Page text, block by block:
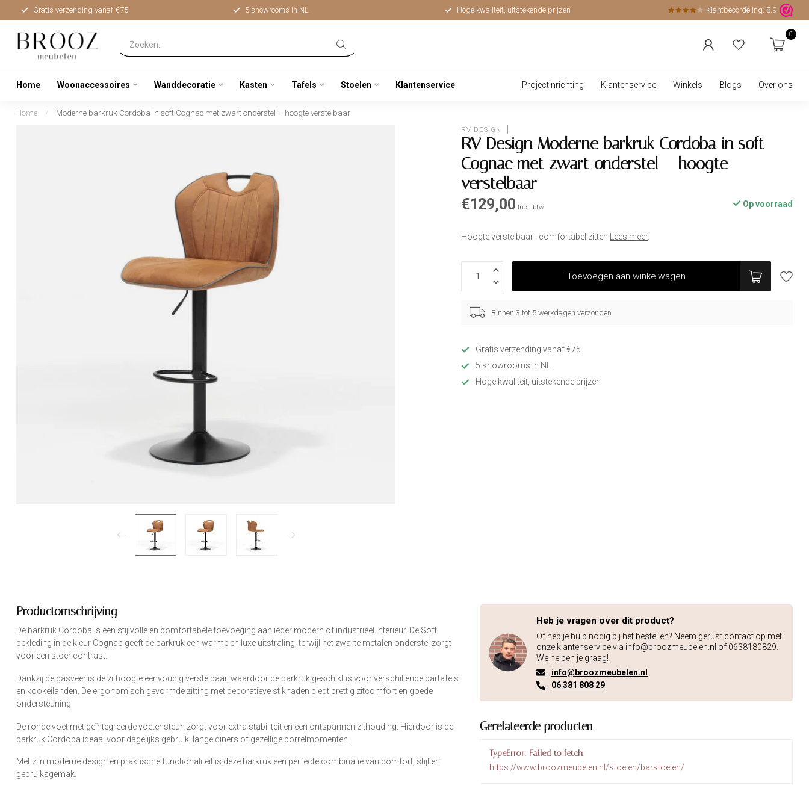
Gratis verzending vanaf €75 5 showrooms in NL Hoge kwaliteit, uitstekende prijzen Klantbeoordeling: 8.9
0
Home Woonaccessoires Wanddecoratie Kasten Tafels Stoelen Klantenservice Projectinrichting Klantenservice Winkels Blogs Over ons
Home / Moderne barkruk Cordoba in soft Cognac met zwart onderstel – hoogte verstelbaar
RV DESIGN
RV Design Moderne barkruk Cordoba in soft
Cognac met zwart onderstel – hoogte
verstelbaar
€129,00 Incl. btw Op voorraad
Hoogte verstelbaar · comfortabel zitten Lees meer.
Toevoegen aan winkelwagen
Binnen 3 tot 5 werkdagen verzonden
Gratis verzending vanaf €75
5 showrooms in NL
Hoge kwaliteit, uitstekende prijzen
Productomschrijving
De barkruk Cordoba is een stijlvolle en comfortabele toevoeging aan ieder modern of industrieel interieur. De Soft
bekleding in de kleur Cognac geeft de barkruk een warme en luxe uitstraling, terwijl het zwarte metalen onderstel zorgt
voor een stoer contrast.
Dankzij de gasveer is de zithoogte eenvoudig verstelbaar, waardoor de barkruk geschikt is voor verschillende bartafels
en kookeilanden. De ergonomisch gevormde zitting met decoratieve stiknaden biedt prettig zitcomfort en goede
ondersteuning.
De ronde voet met geïntegreerde voetensteun zorgt voor extra stabiliteit en een ontspannen zithouding. Hierdoor is de
barkruk Cordoba ideaal voor dagelijks gebruik, lange diners of gezellige borrelmomenten.
Met zijn moderne design en praktische functionaliteit is deze barkruk een perfecte combinatie van comfort, stijl en
gebruiksgemak.
Heb je vragen over dit product?
Of heb je hulp nodig bij het bestellen? Neem gerust contact op met
onze klantenservice via info@broozmeubelen.nl of 0638180829.
We helpen je graag!
info@broozmeubelen.nl
06 381 808 29
Gerelateerde producten
TypeError: Failed to fetch
https://www.broozmeubelen.nl/stoelen/barstoelen/